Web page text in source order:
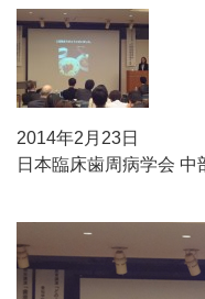
2014年2月23日
日本臨床歯周病学会 中